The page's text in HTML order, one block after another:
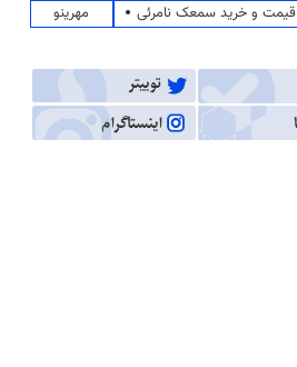
قیمت و خرید سمعک نامرئی
مهرینو